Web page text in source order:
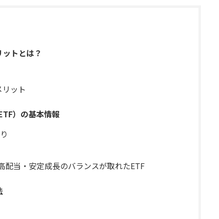
トとは？
ット
）の基本情報
配当・安定成長のバランスが取れたETF